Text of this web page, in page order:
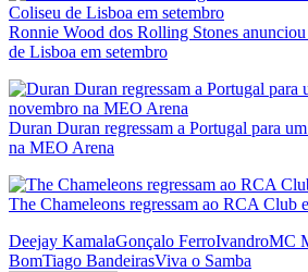
Ronnie Wood dos Rolling Stones
de Lisboa em setembro
Duran Duran regressam a Portugal para
na MEO Arena
The Chameleons regressam ao RCA Club
Deejay KamalaGonçalo FerroIvandroMC
BomTiago BandeirasViva o Samba